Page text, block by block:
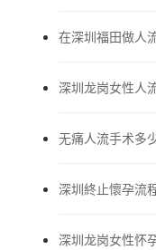
在深圳福田做人
深圳龙岗女性人
无痛人流手术多
深圳終止懷孕流
深圳龙岗女性怀